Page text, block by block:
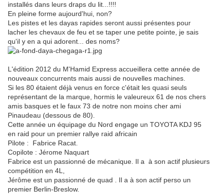
installés dans leurs draps du lit...!!!!
En pleine forme aujourd'hui, non?
Les pistes et les dayas rapides seront aussi présentes pour
lacher les chevaux de feu et se taper une petite pointe, je sais
qu'il y en a qui adorent... des noms?
L'édition 2012 du M'Hamid Express accueillera cette année de
nouveaux concurrents mais aussi de nouvelles machines.
Si les 80 étaient déjà venus en force c'était les quasi seuls
représentant de la marque, hormis le valeureux 61 de nos chers
amis basques et le faux 73 de notre non moins cher ami
Pinaudeau (dessous de 80).
Cette année un équipage du Nord engage un TOYOTA KDJ 95
en raid pour un premier rallye raid africain
Pilote : Fabrice Racat.
Copilote : Jérome Naquart
Fabrice est un passionné de mécanique. Il a à son actif plusieurs
compétition en 4L,
Jérôme est un passionné de quad . Il a à son actif perso un
premier Berlin-Breslow.